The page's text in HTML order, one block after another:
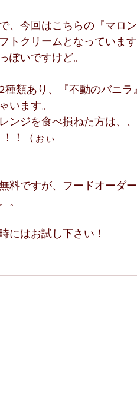
、今回はこちらの『マロ
トクリームとなっていま
ぽいですけど。
種類あり、『不動のバニラ
います。
ンジを食べ損ねた方は、、
！（ぉぃ
料ですが、フードオーダ
。
にはお試し下さい！